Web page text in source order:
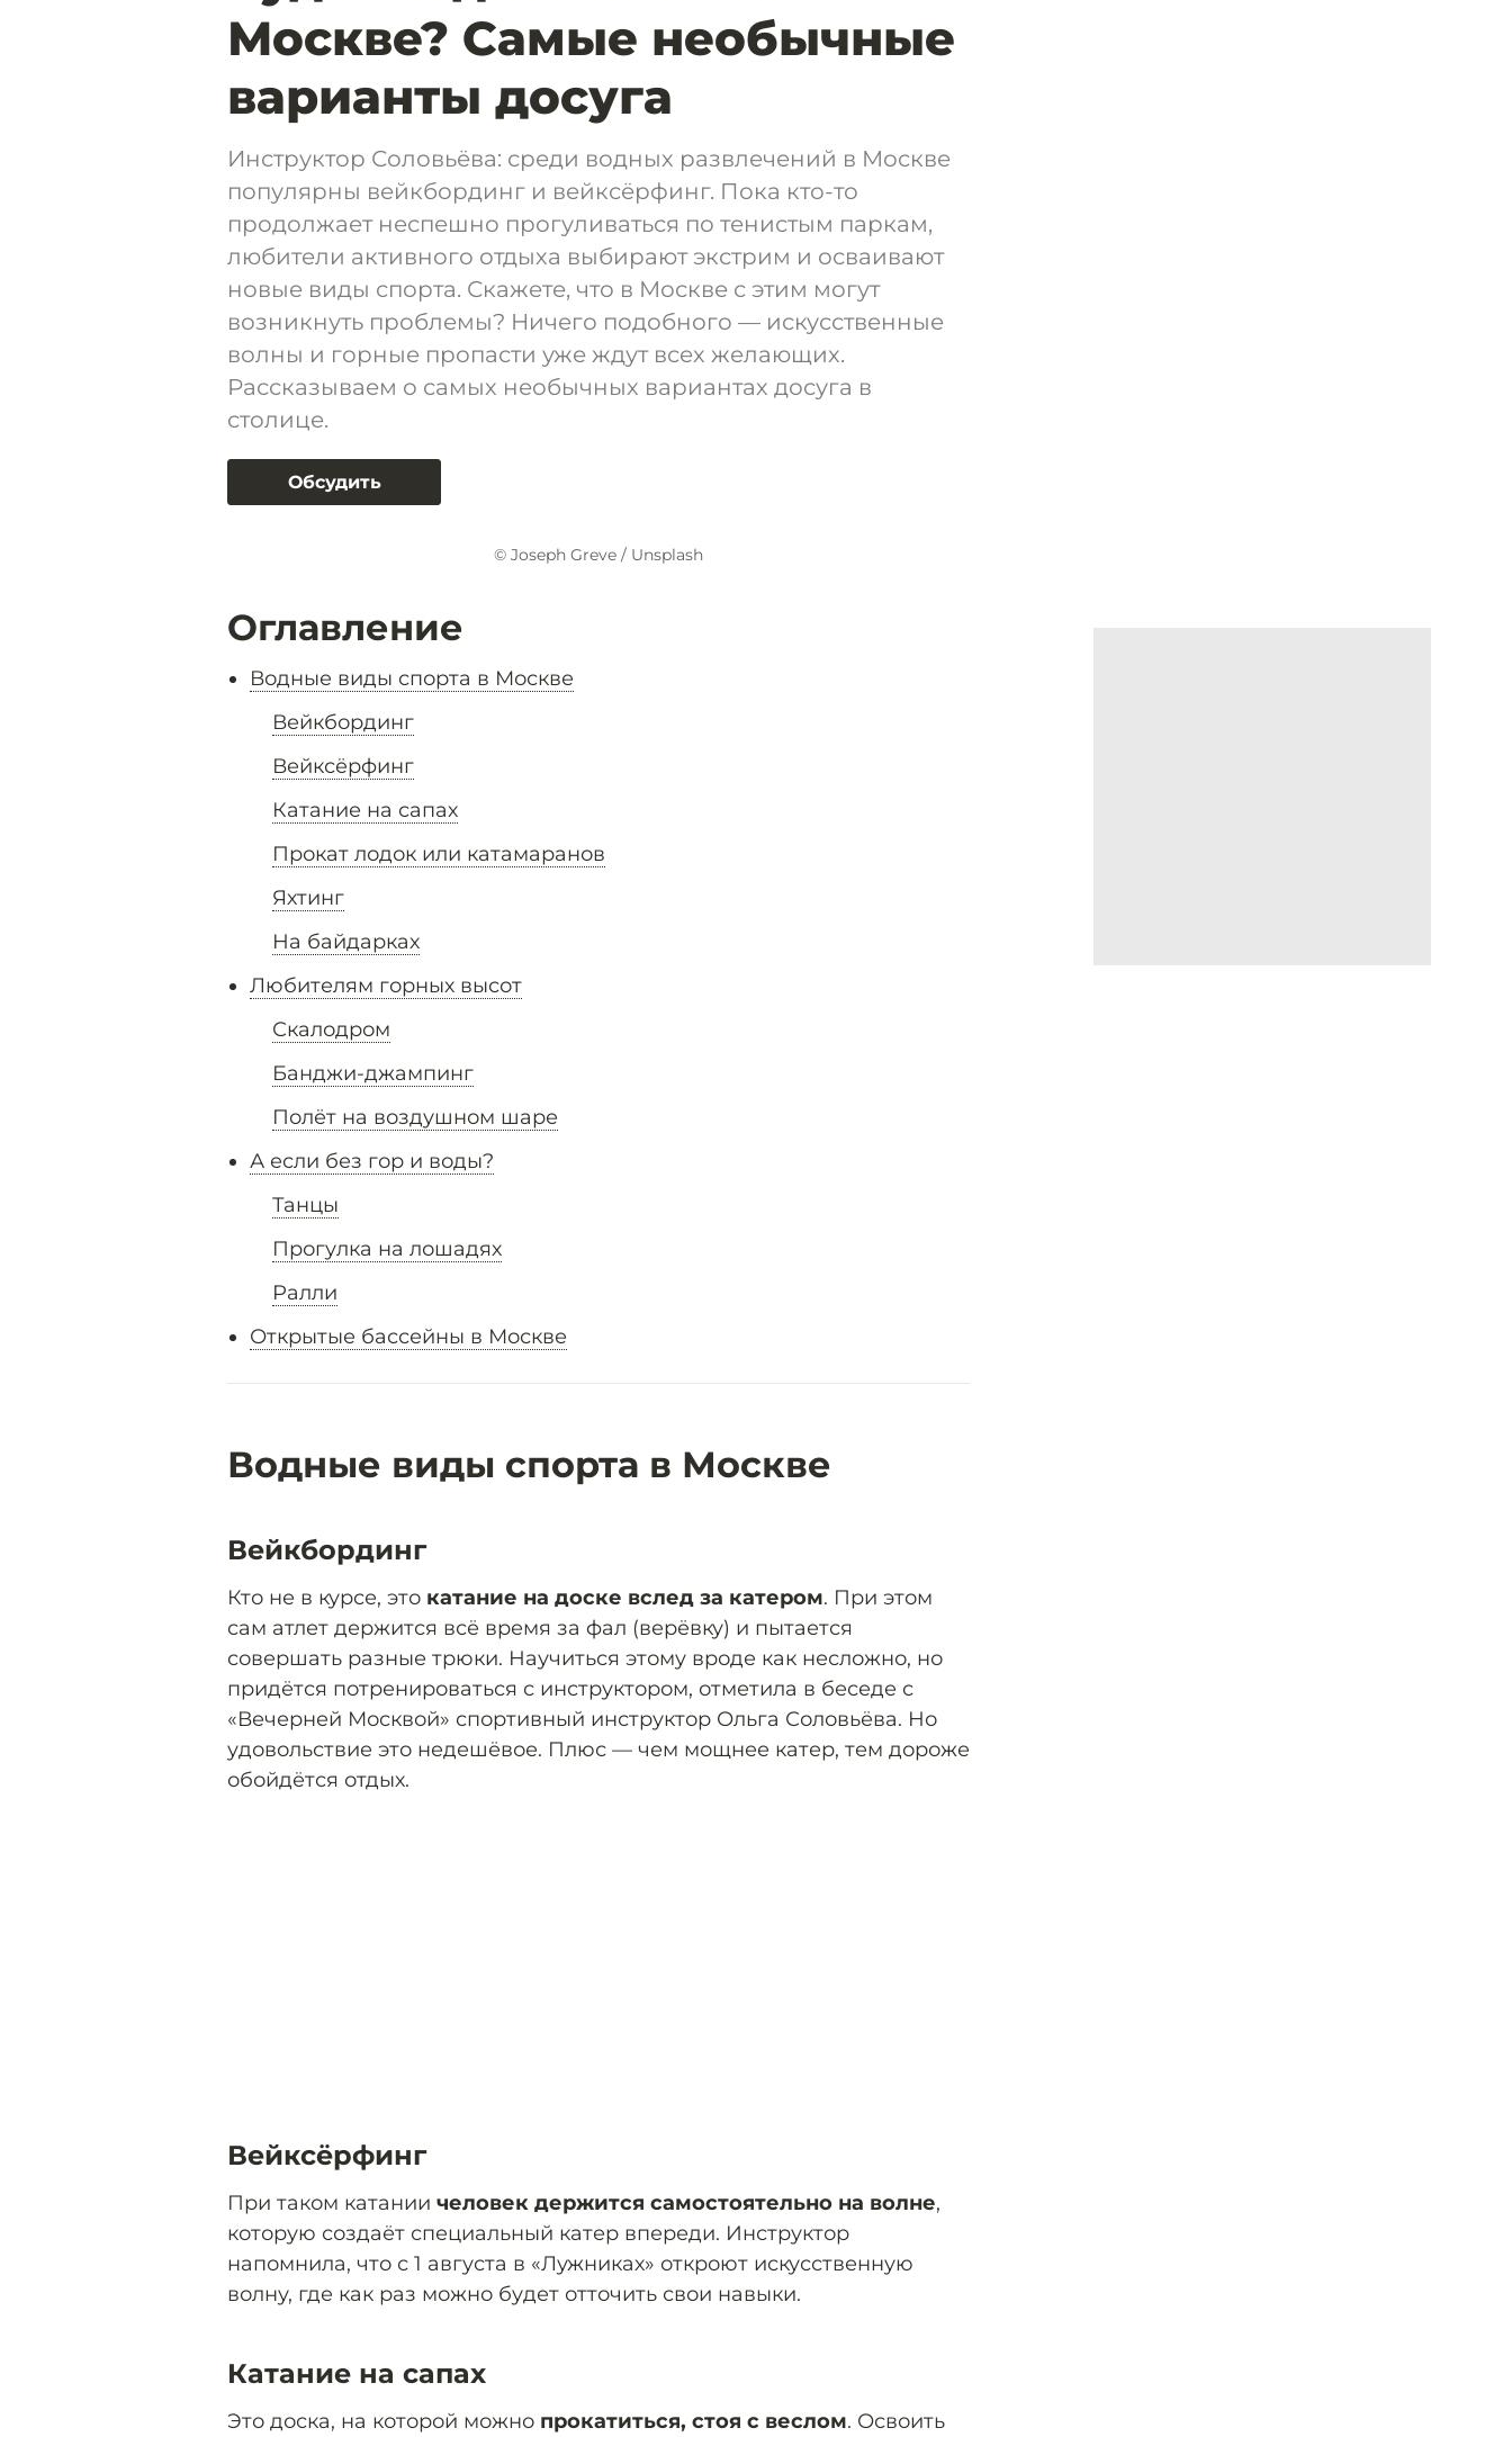
Москве? Самые необычные
варианты досуга
Инструктор Соловьёва: среди водных развлечений в Москве
популярны вейкбординг и вейксёрфинг. Пока кто-то
продолжает неспешно прогуливаться по тенистым паркам,
любители активного отдыха выбирают экстрим и осваивают
новые виды спорта. Скажете, что в Москве с этим могут
возникнуть проблемы? Ничего подобного — искусственные
волны и горные пропасти уже ждут всех желающих.
Рассказываем о самых необычных вариантах досуга в
столице.
Обсудить
© Joseph Greve / Unsplash
Оглавление
Водные виды спорта в Москве
Вейкбординг
Вейксёрфинг
Катание на сапах
Прокат лодок или катамаранов
Яхтинг
На байдарках
Любителям горных высот
Скалодром
Банджи-джампинг
Полёт на воздушном шаре
А если без гор и воды?
Танцы
Прогулка на лошадях
Ралли
Открытые бассейны в Москве
Водные виды спорта в Москве
Вейкбординг
Кто не в курсе, это катание на доске вслед за катером. При этом
сам атлет держится всё время за фал (верёвку) и пытается
совершать разные трюки. Научиться этому вроде как несложно, но
придётся потренироваться с инструктором, отметила в беседе с
«Вечерней Москвой» спортивный инструктор Ольга Соловьёва. Но
удовольствие это недешёвое. Плюс — чем мощнее катер, тем дороже
обойдётся отдых.
Вейксёрфинг
При таком катании человек держится самостоятельно на волне,
которую создаёт специальный катер впереди. Инструктор
напомнила, что с 1 августа в «Лужниках» откроют искусственную
волну, где как раз можно будет отточить свои навыки.
Катание на сапах
Это доска, на которой можно прокатиться, стоя с веслом. Освоить